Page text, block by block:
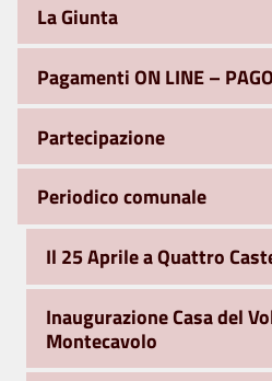
La Giunta
Pagamenti ON LINE –
Partecipazione
Periodico comunale
Il 25 Aprile a Quattro
Inaugurazione Casa del
Montecavolo